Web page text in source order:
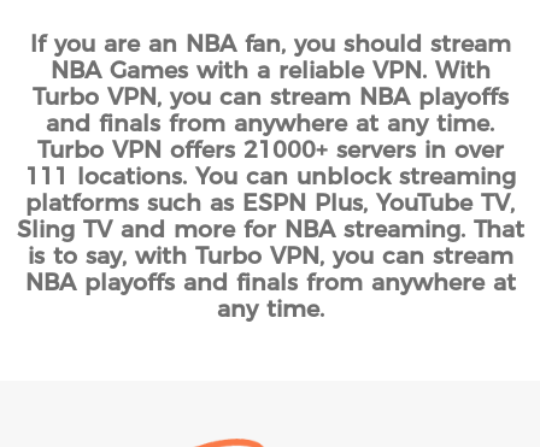
If you are an NBA fan, you should stream
NBA Games with a reliable VPN. With
Turbo VPN, you can stream NBA playoffs
and finals from anywhere at any time.
Turbo VPN offers 21000+ servers in over
111 locations. You can unblock streaming
platforms such as ESPN Plus, YouTube TV,
Sling TV and more for NBA streaming. That
is to say, with Turbo VPN, you can stream
NBA playoffs and finals from anywhere at
any time.